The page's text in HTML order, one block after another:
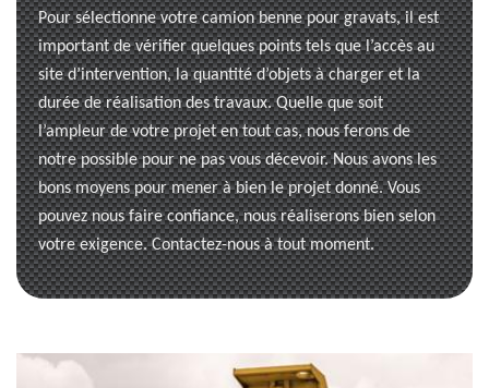
Pour sélectionne votre camion benne pour gravats, il est
important de vérifier quelques points tels que l’accès au
site d’intervention, la quantité d’objets à charger et la
durée de réalisation des travaux. Quelle que soit
l’ampleur de votre projet en tout cas, nous ferons de
notre possible pour ne pas vous décevoir. Nous avons les
bons moyens pour mener à bien le projet donné. Vous
pouvez nous faire confiance, nous réaliserons bien selon
votre exigence. Contactez-nous à tout moment.